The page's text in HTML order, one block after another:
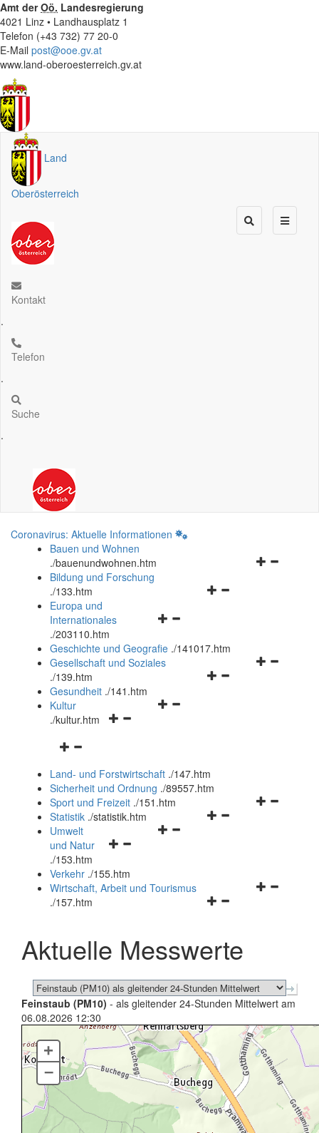
Amt derOö. Landesregierung
4021 Linz • Landhausplatz 1
Telefon (+43 732) 77 20-0
E-Mail post@ooe.gv.at
www.land-oberoesterreich.gv.at
Land
Oberösterreich
Kontakt
.
Telefon
.
Suche
.
Coronavirus: Aktuelle Informationen
Bauen und Wohnen
./bauenundwohnen.htm
Navigationsmenü
Bildung und Forschung
./133.htm
Navigationsmenü
und
schließen
Europa und
Internationales
./203110.htm
Geschichte und Geografie ./141017.htm
Navigationsmenü
Gesellschaft und Soziales
./139.htm
Navigationsmenü
Gesundheit ./141.htm
Navigationsmenü
Kultur
./kultur.htm
Navigationsmenü
und
schließen
Land- und Forstwirtschaft ./147.htm
Sicherheit und Ordnung ./89557.htm
Navigationsmenü
Sport und Freizeit ./151.htm
Navigationsmenü
Statistik ./statistik.htm
Navigationsmenü
und
schließen
Umwelt
und Natur
./153.htm
Verkehr ./155.htm
Navigationsmenü
schließen
Wirtschaft, Arbeit und Tourismus
./157.htm
Aktuelle Messwerte
Feinstaub (PM10) - als gleitender 24-Stunden Mittelwert am
06.08.2026 12:30
+
–